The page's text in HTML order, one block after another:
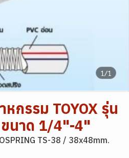
1/1
กรรม TOYOX รุ่น
ขนาด 1/4"-4"
TS-38 / 38x48mm.